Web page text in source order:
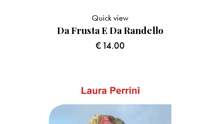
Da Frusta E Da Randello
€14.00
Quick view